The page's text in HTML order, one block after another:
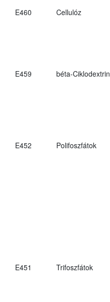
E460 Cellulóz
E459
béta-Ciklodextrin
E452 Polifoszfátok
E451 Trifoszfátok